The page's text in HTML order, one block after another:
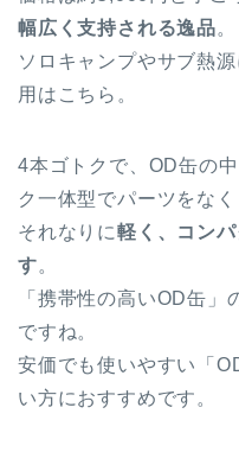
幅広く支持される逸品。
ソロキャンプやサブ熱
用はこちら。
4本ゴトクで、OD缶の
ク一体型でパーツをなく
それなりに軽く、コン
す。
「携帯性の高いOD缶
ですね。
安価でも使いやすい「
い方におすすめです。